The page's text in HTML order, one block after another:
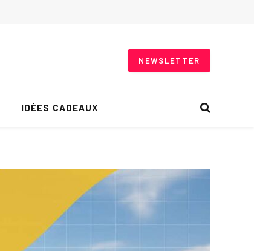
NEWSLETTER
IDÉES CADEAUX